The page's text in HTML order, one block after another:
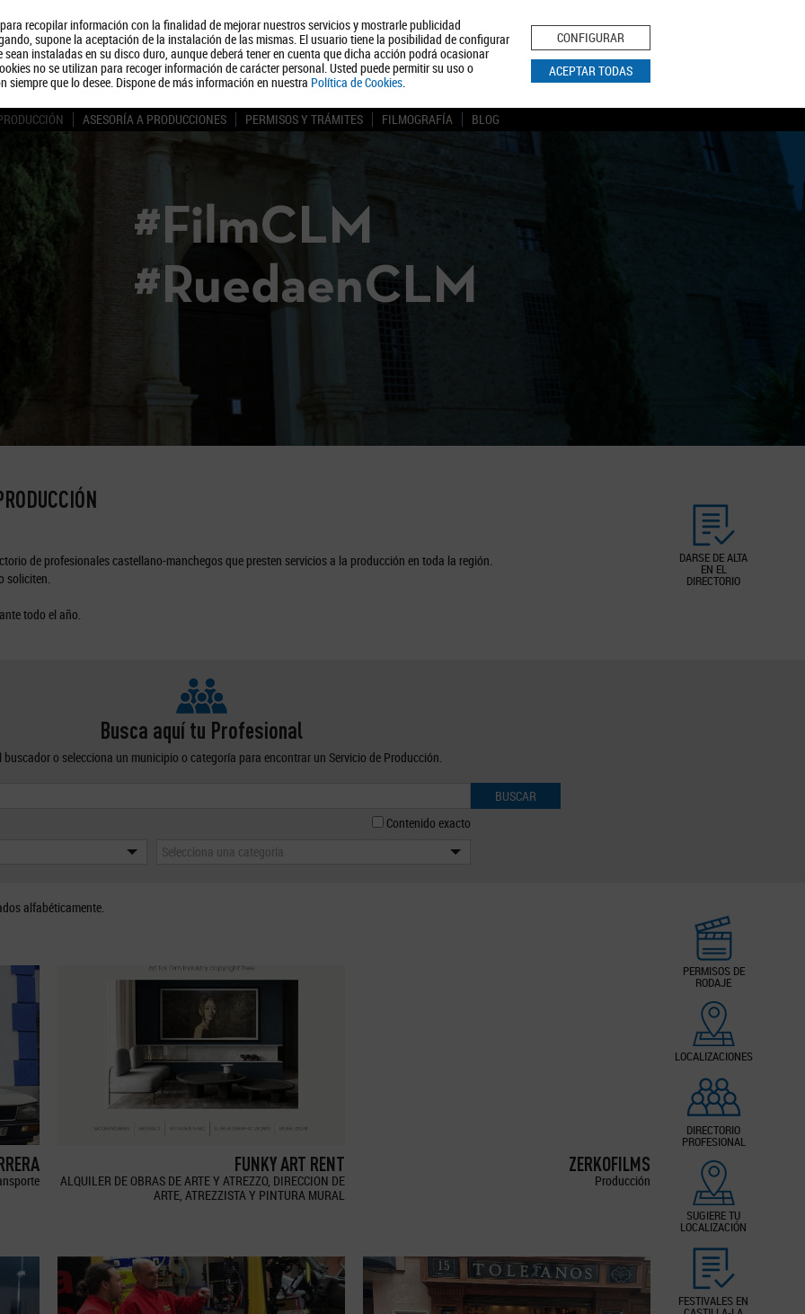
recopilar información con la finalidad de mejorar nuestros servicios y mostrarle publicidad
supone la aceptación de la instalación de las mismas. El usuario tiene la posibilidad de configurar
instaladas en su disco duro, aunque deberá tener en cuenta que dicha acción podrá ocasionar
no se utilizan para recoger información de carácter personal. Usted puede permitir su uso o
que lo desee. Dispone de más información en nuestra Política de Cookies.
CONFIGURAR
ACEPTAR TODAS
Quiénes somos Turismo Política de Privacidad Aviso Legal Política de Cookies
BUSCAR
ASESORÍA A PRODUCCIONES PERMISOS Y TRÁMITES FILMOGRAFÍA BLOG
#FilmCLM
#RuedaenCLM
DARSE DE ALTA
EN EL
DIRECTORIO
de profesionales castellano-manchegos que presten servicios a la producción en toda la región.
soliciten.
todo el año.
Busca aquí tu Profesional
buscador o selecciona un municipio o categoría para encontrar un Servicio de Producción.
BUSCAR
Contenido exacto
Selecciona una categoría
PERMISOS DE
RODAJE
LOCALIZACIONES
DIRECTORIO
PROFESIONAL
SUGIERE TU
LOCALIZACIÓN
FESTIVALES EN
alfabéticamente.
FUNKY ART RENT
ALQUILER DE OBRAS DE ARTE Y ATREZZO, DIRECCION DE
ARTE, ATREZZISTA Y PINTURA MURAL
ZERKOFILMS
Producción